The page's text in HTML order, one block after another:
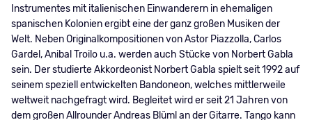
Instrumentes mit italienischen Einwanderern in ehemaligen
spanischen Kolonien ergibt eine der ganz großen Musiken der
Welt. Neben Originalkompositionen von Astor Piazzolla, Carlos
Gardel, Anibal Troilo u.a. werden auch Stücke von Norbert Gabla
sein. Der studierte Akkordeonist Norbert Gabla spielt seit 1992 auf
seinem speziell entwickelten Bandoneon, welches mittlerweile
weltweit nachgefragt wird. Begleitet wird er seit 21 Jahren von
dem großen Allrounder Andreas Blüml an der Gitarre. Tango kann